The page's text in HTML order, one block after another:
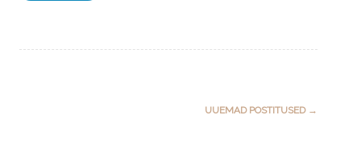
UUEMAD POSTITUSED →